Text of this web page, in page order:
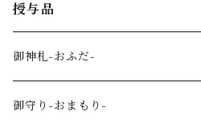
授与品
御神札-おふだ-
御守り-おまもり-